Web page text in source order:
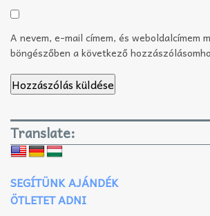
A nevem, e-mail címem, és weboldalcímem
böngészőben a következő
Translate:
SEGÍTÜNK AJÁNDÉK
ÖTLETET ADNI